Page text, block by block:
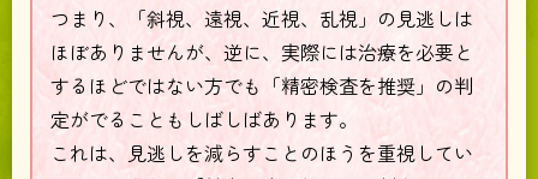
つまり、「斜視、遠視、近視、乱視」の見逃しは
ほぼありませんが、逆に、実際には治療を必要と
するほどではない方でも「精密検査を推奨」の判
定がでることもしばしばあります。
これは、見逃しを減らすことのほうを重視してい